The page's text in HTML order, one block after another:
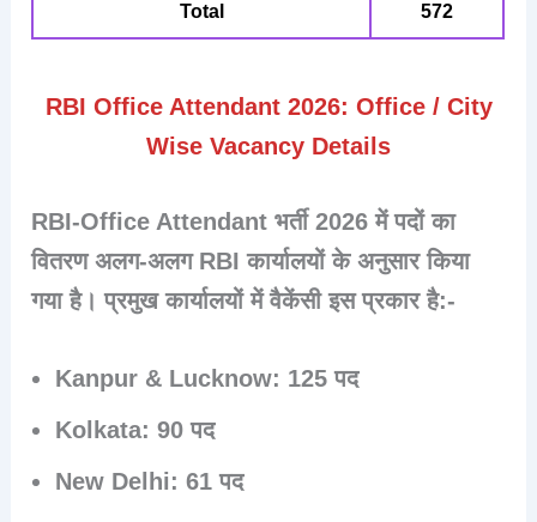
Total 572
RBI Office Attendant 2026: Office / City
Wise Vacancy Details
RBI-Office Attendant भर्ती 2026 में पदों का
वितरण अलग-अलग RBI कार्यालयों के अनुसार किया
गया है। प्रमुख कार्यालयों में वैकेंसी इस प्रकार है:-
Kanpur & Lucknow: 125 पद
Kolkata: 90 पद
New Delhi: 61 पद